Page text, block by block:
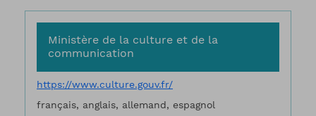
Ministère de la culture et de la
communication
https://www.culture.gouv.fr/
français, anglais, allemand, espagnol